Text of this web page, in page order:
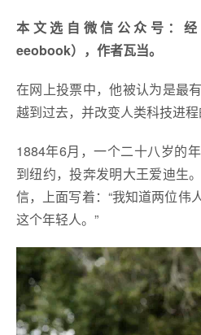
本文选自微信公众号：经
eeobook），作者瓦当。
在网上投票中，他被认为是最
越到过去，并改变人类科技进程
1884年6月，一个二十八岁的
到纽约，投奔发明大王爱迪生
信，上面写着：“我知道两位伟
这个年轻人。”